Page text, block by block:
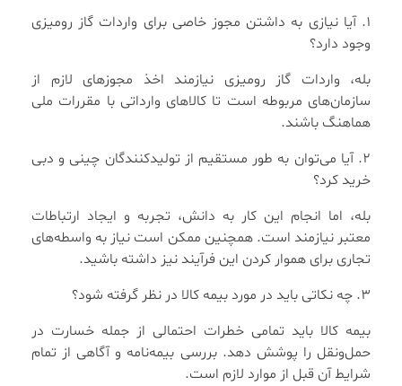
1. آیا نیازی به داشتن مجوز خاصی برای واردات گاز رومیزی
وجود دارد؟
بله، واردات گاز رومیزی نیازمند اخذ مجوزهای لازم از
سازمان‌های مربوطه است تا کالاهای وارداتی با مقررات ملی
هماهنگ باشند.
2. آیا می‌توان به طور مستقیم از تولیدکنندگان چینی و دبی
خرید کرد؟
بله، اما انجام این کار به دانش، تجربه و ایجاد ارتباطات
معتبر نیازمند است. همچنین ممکن است نیاز به واسطه‌های
تجاری برای هموار کردن این فرآیند نیز داشته باشید.
3. چه نکاتی باید در مورد بیمه کالا در نظر گرفته شود؟
بیمه کالا باید تمامی خطرات احتمالی از جمله خسارت در
حمل‌ونقل را پوشش دهد. بررسی بیمه‌نامه و آگاهی از تمام
شرایط آن قبل از موارد لازم است.